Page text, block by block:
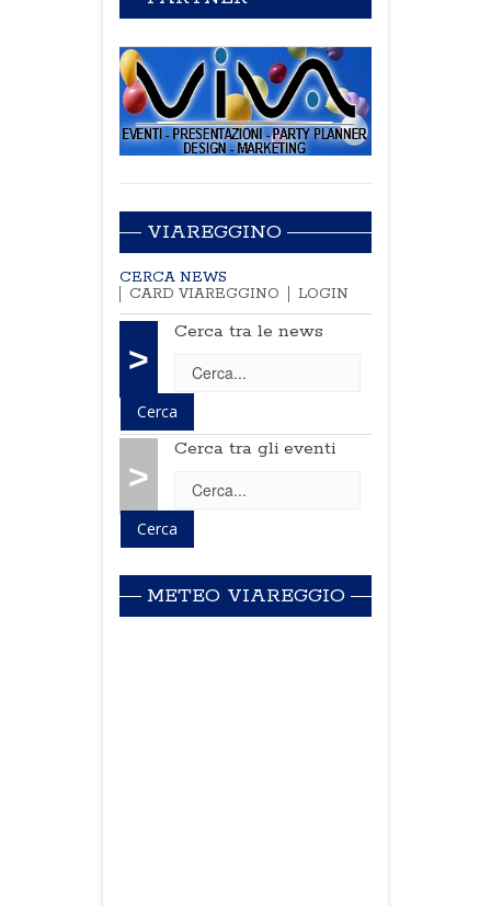
VIAREGGINO
CERCA NEWS
CARD VIAREGGINO
LOGIN
>
Cerca tra le news
>
Cerca tra gli eventi
METEO VIAREGGIO